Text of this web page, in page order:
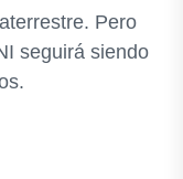
Pero
seguirá siendo